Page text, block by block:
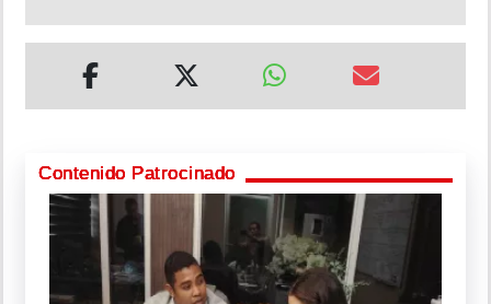
Contenido Patrocinado